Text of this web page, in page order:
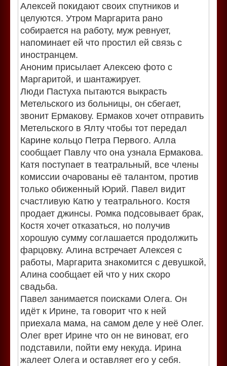
Алексей покидают своих спутников и
целуются. Утром Маргарита рано
собирается на работу, муж ревнует,
напоминает ей что простил ей связь с
иностранцем.
Аноним присылает Алексею фото с
Маргаритой, и шантажирует.
Люди Пастуха пытаются выкрасть
Метельского из больницы, он сбегает,
звонит Ермакову. Ермаков хочет отправить
Метельского в Ялту чтобы тот передал
Карине кольцо Петра Первого. Алла
сообщает Павлу что она узнала Ермакова.
Катя поступает в театральный, все члены
комиссии очарованы её талантом, против
только обиженный Юрий. Павел видит
счастливую Катю у театрального. Костя
продает джинсы. Ромка подсовывает брак,
Костя хочет отказаться, но получив
хорошую сумму соглашается продолжить
фарцовку. Алина встречает Алексея с
работы, Маргарита знакомится с девушкой,
Алина сообщает ей что у них скоро
свадьба.
Павел занимается поисками Олега. Он
идёт к Ирине, та говорит что к ней
приехала мама, на самом деле у неё Олег.
Олег врет Ирине что он не виноват, его
подставили, пойти ему некуда. Ирина
жалеет Олега и оставляет его у себя.